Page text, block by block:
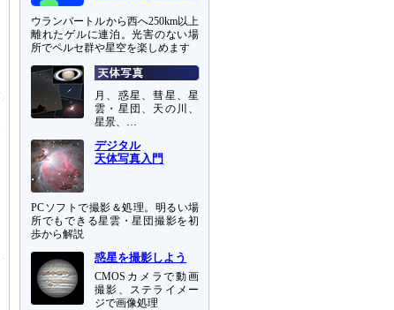
ウランバートルから西へ250km以上
離れたゲルに連泊。光害のない場
所でペルセ群や星空を楽しめます
月、惑星、彗星、星
雲・星団、天の川、
星景、…
デジタル
天体写真入門
PCソフトで撮影＆処理。明るい場
所でもできる星雲・星団撮影を初
歩から解説
惑星を撮影しよう
CMOSカメラで動画
撮影、ステライメー
ジで画像処理